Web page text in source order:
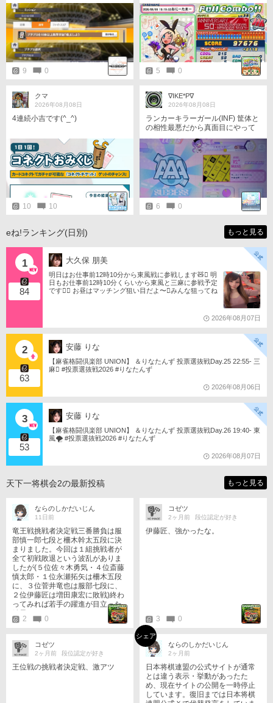
み)
9 0 5 0
クマ
2026年08月08日
4連続小吉です(^_^)
10 10
∇IKE*P∇
2026年08月08日
ランカーキラーガール(INF) 筐体と
の相性最悪だから真面目にやって
ません。
6 0
eね!ランキング(日別) もっと見る
1
84
大久保 朋美
明日はお仕事前12時10分から東風戦に参戦します🧸󾬏 明
日もお仕事前12時10分くらいから東風と三麻に参戦予定
です󾠔󾭠 お昼はマッチング狙い目だよ〜󾍘みんな狙ってね
2026年08月07日
2
63
安藤 りな
【麻雀格闘倶楽部 UNION】 ＆りなたんず 投票選抜戦Day.25 22:55- 三
麻󾆽 #投票選抜戦2026 #りなたんず
2026年08月06日
3
53
安藤 りな
【麻雀格闘倶楽部 UNION】 ＆りなたんず 投票選抜戦Day.26 19:40- 東
風🌪️ #投票選抜戦2026 #りなたんず
2026年08月07日
天下一将棋会2の最新投稿 もっと見る
ならのしかだいじん
11日前
竜王戦挑戦者決定戦三番勝負は服
部慎一郎七段と柵木幹太五段に決
まりました。今回は１組挑戦者が
全て初戦敗退という波乱がありま
したが(５位佐々木勇気・４位斎藤
慎太郎・１位永瀬拓矢は柵木五段
に、３位菅井竜也は服部七段に、
２位伊藤匠は増田康宏に敗戦)終わ
ってみれば若手の躍進が目立った
2 0
コゼツ
2ヶ月前 段位認定が好き
伊藤匠、強かったな。
3 0
コゼツ
2ヶ月前 段位認定が好き
王位戦の挑戦者決定戦、激アツ
ならのしかだいじん
2ヶ月前
シェア
日本将棋連盟の公式サイトが通常
とは違う表示・挙動があったた
め、現在サイトの公開を一時停止
しています。復旧までは日本将棋